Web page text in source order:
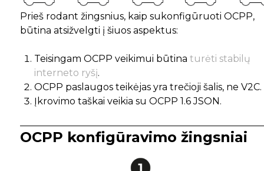
Prieš rodant žingsnius, kaip sukonfigūruoti OCPP,
būtina atsižvelgti į šiuos aspektus:
Teisingam OCPP veikimui būtina turėti stabilų
interneto ryšį.
OCPP paslaugos teikėjas yra trečioji šalis, ne V2C.
Įkrovimo taškai veikia su OCPP 1.6 JSON.
OCPP konfigūravimo žingsniai